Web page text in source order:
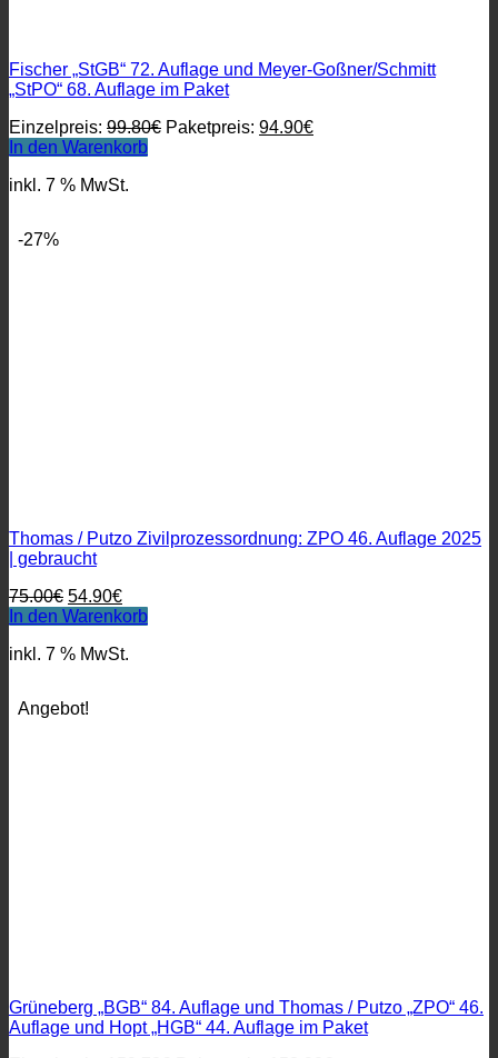
Fischer „StGB“ 72. Auflage und Meyer-Goßner/Schmitt
„StPO“ 68. Auflage im Paket
Einzelpreis: 99.80€ Ursprünglicher
Paketpreis: 94.90€Aktueller
In den Warenkorb
inkl. 7 % MwSt.
-27%
Thomas / Putzo Zivilprozessordnung: ZPO 46. Auflage 2025
| gebraucht
75.00€ Ursprünglicher
Preis
75.00€
54.90€Aktueller
Preis
54.90€.
In den Warenkorb
inkl. 7 % MwSt.
Angebot!
Grüneberg „BGB“ 84. Auflage und Thomas / Putzo „ZPO“ 46.
Auflage und Hopt „HGB“ 44. Auflage im Paket